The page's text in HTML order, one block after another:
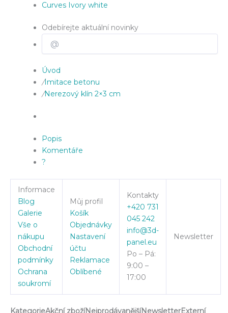
Curves Ivory white
Odebírejte aktuální novinky
Úvod
/Imitace betonu
/Nerezový klín 2×3 cm
Popis
Komentáře
?
Informace
Blog
Galerie
Vše o
nákupu
Obchodní
podmínky
Ochrana
soukromí
Můj profil
Košík
Objednávky
Nastavení
účtu
Reklamace
Oblíbené
Kontakty
+420 731
045 242
info@3d-
panel.eu
Po – Pá:
9:00 –
17:00
Newsletter
KategorieAkční zbožíNejprodávanějšíNewsletterExterní